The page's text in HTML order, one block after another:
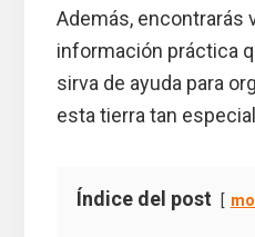
Además, encontrarás
información práctica
sirva de ayuda para
esta tierra tan
Índice del post